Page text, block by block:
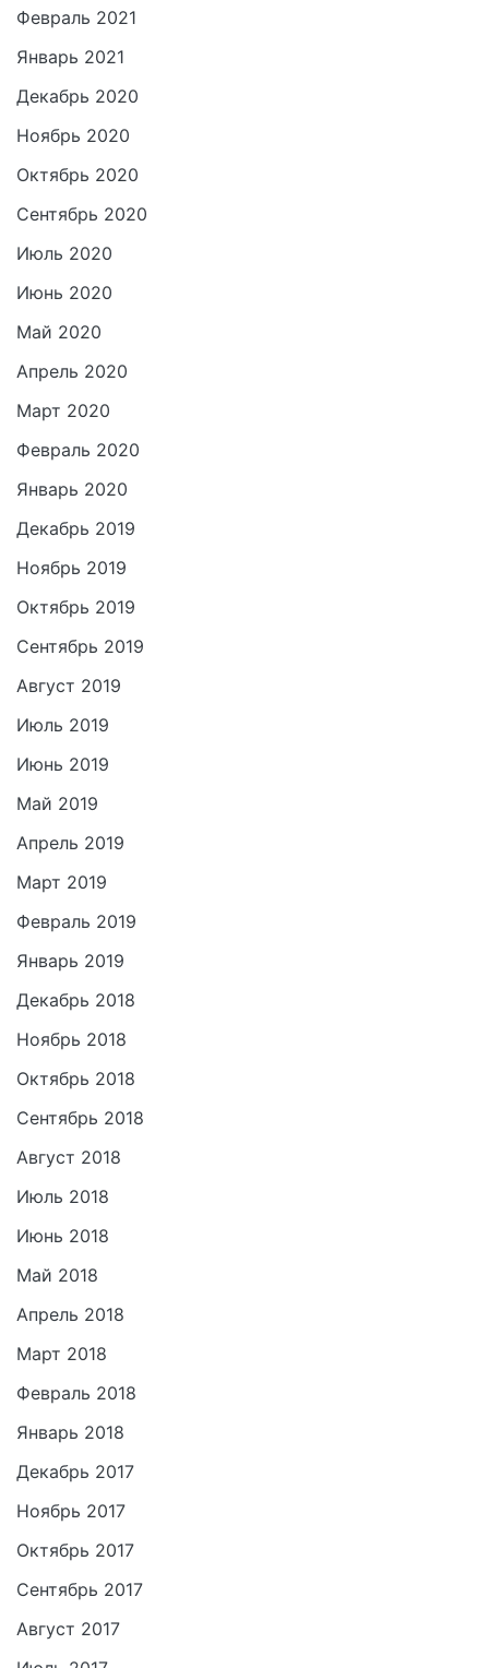
Февраль 2021
Январь 2021
Декабрь 2020
Ноябрь 2020
Октябрь 2020
Сентябрь 2020
Июль 2020
Июнь 2020
Май 2020
Апрель 2020
Март 2020
Февраль 2020
Январь 2020
Декабрь 2019
Ноябрь 2019
Октябрь 2019
Сентябрь 2019
Август 2019
Июль 2019
Июнь 2019
Май 2019
Апрель 2019
Март 2019
Февраль 2019
Январь 2019
Декабрь 2018
Ноябрь 2018
Октябрь 2018
Сентябрь 2018
Август 2018
Июль 2018
Июнь 2018
Май 2018
Апрель 2018
Март 2018
Февраль 2018
Январь 2018
Декабрь 2017
Ноябрь 2017
Октябрь 2017
Сентябрь 2017
Август 2017